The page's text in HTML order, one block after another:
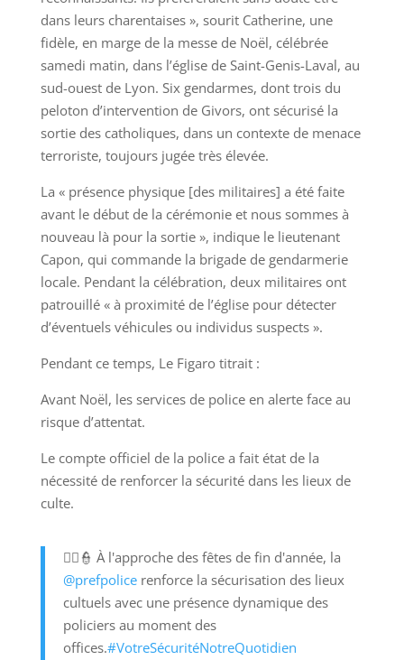
dans leurs charentaises », sourit Catherine, une
fidèle, en marge de la messe de Noël, célébrée
samedi matin, dans l’église de Saint-Genis-Laval, au
sud-ouest de Lyon. Six gendarmes, dont trois du
peloton d’intervention de Givors, ont sécurisé la
sortie des catholiques, dans un contexte de menace
terroriste, toujours jugée très élevée.
La « présence physique [des militaires] a été faite
avant le début de la cérémonie et nous sommes à
nouveau là pour la sortie », indique le lieutenant
Capon, qui commande la brigade de gendarmerie
locale. Pendant la célébration, deux militaires ont
patrouillé « à proximité de l’église pour détecter
d’éventuels véhicules ou individus suspects ».
Pendant ce temps, Le Figaro titrait :
Avant Noël, les services de police en alerte face au
risque d’attentat.
Le compte officiel de la police a fait état de la
nécessité de renforcer la sécurité dans les lieux de
culte.
👮‍♀️👮 À l'approche des fêtes de fin d'année, la
@prefpolicerenforce la sécurisation des lieux
cultuels avec une présence dynamique des
policiers au moment des
offices.#VotreSécuritéNotreQuotidien